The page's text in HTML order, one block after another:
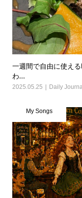
一週間で自由に使え
わ...
2025.05.25 Daily
My Songs